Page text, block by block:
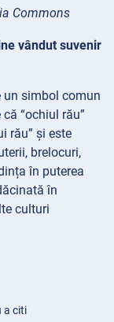
Commons
vândut suvenir
un simbol comun
“ochiul rău”
rău” și este
brelocuri,
în puterea
în
culturi
a citi